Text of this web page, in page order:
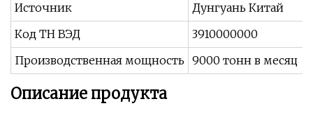
Источник
Дунгуань Китай
Код ТН ВЭД
3910000000
Производственная мощность 9000 тонн в месяц
Описание продукта